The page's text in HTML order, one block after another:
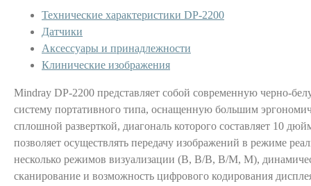
Технические характеристики DP-2200
Датчики
Аксессуары и принадлежности
Клинические изображения
Mindray DP-2200 представляет собой современную черно-
систему портативного типа, оснащенную большим
сплошной разверткой, диагональ которого составляет 10
позволяет осуществлять передачу изображений в режиме
несколько режимов визуализации (В, В/В, В/М, М),
сканирование и возможность цифрового кодирования